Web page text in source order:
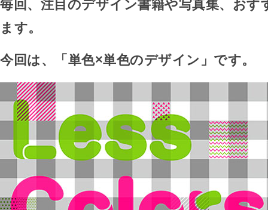
毎回、注目のデザイン書籍や写真集、おす
ます。
今回は、「単色×単色のデザイン」です。